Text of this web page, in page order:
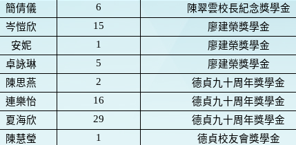
簡倩儀 6
陳翠雲校長紀念獎學金
岑愷欣 15
廖建榮獎學金
安妮 1
廖建榮獎學金
卓詠琳 5
廖建榮獎學金
陳思燕 2
德貞九十周年獎學金
連樂怡 16
德貞九十周年獎學金
夏海欣 29
德貞九十周年獎學金
陳慧瑩 1
德貞校友會獎學金